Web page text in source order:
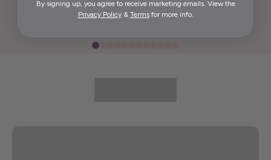
By signing up, you agree to receive marketing emails. View the
Privacy Policy& Termsfor more info.